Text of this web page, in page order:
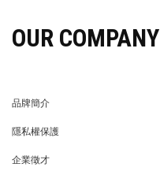
OUR COMPANY
品牌簡介
隱私權保護
企業徵才